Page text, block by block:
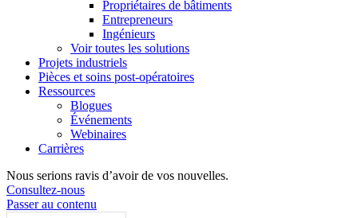
Propriétaires de bâtiments
Entrepreneurs
Ingénieurs
Voir toutes les solutions
Projets industriels
Pièces et soins post-opératoires
Ressources
Blogues
Événements
Webinaires
Carrières
Nous serions ravis d’avoir de vos nouvelles.
Consultez-nous
Passer au contenu